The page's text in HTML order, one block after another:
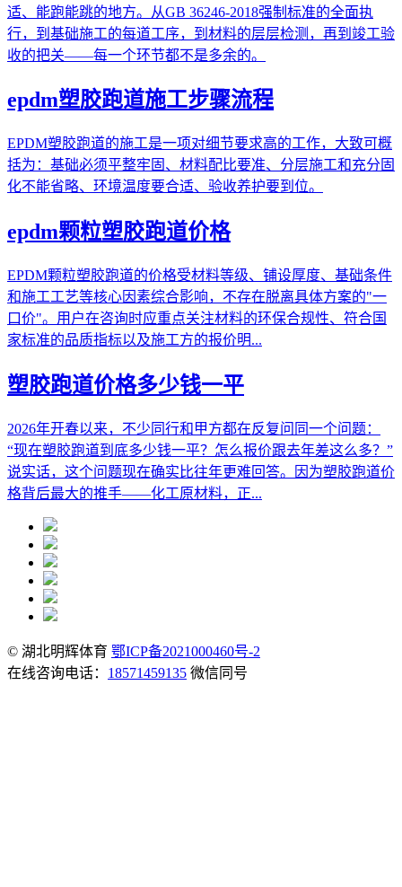
适、能跑能跳的地方。从GB 36246-2018强制标准的全面执
行，到基础施工的每道工序，到材料的层层检测，再到竣工验
收的把关——每一个环节都不是多余的。
epdm塑胶跑道施工步骤流程
EPDM塑胶跑道的施工是一项对细节要求高的工作，大致可概
括为：基础必须平整牢固、材料配比要准、分层施工和充分固
化不能省略、环境温度要合适、验收养护要到位。
epdm颗粒塑胶跑道价格
EPDM颗粒塑胶跑道的价格受材料等级、铺设厚度、基础条件
和施工工艺等核心因素综合影响，不存在脱离具体方案的"一
口价"。用户在咨询时应重点关注材料的环保合规性、符合国
家标准的品质指标以及施工方的报价明...
塑胶跑道价格多少钱一平
2026年开春以来，不少同行和甲方都在反复问同一个问题：
“现在塑胶跑道到底多少钱一平？怎么报价跟去年差这么多？”
说实话，这个问题现在确实比往年更难回答。因为塑胶跑道价
格背后最大的推手——化工原材料，正...
© 湖北明辉体育 鄂ICP备2021000460号-2
在线咨询电话： 18571459135 微信同号